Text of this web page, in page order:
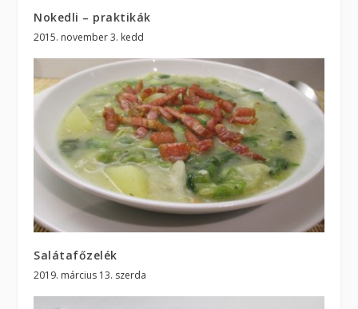
Nokedli – praktikák
2015. november 3. kedd
Salátafőzelék
2019. március 13. szerda